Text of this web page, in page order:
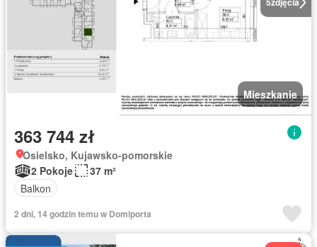
Mieszkanie
363 744 zł
Osielsko, Kujawsko-pomorskie
2 Pokoje
37 m²
Balkon
2 dni, 14 godzin temu w Domiporta